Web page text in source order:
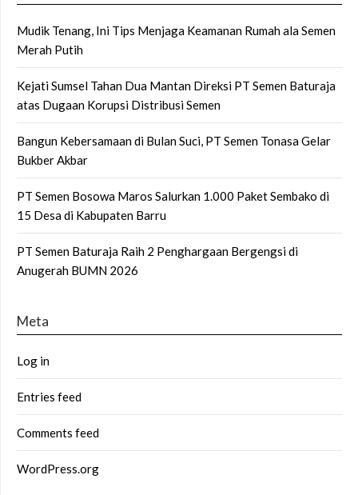
Mudik Tenang, Ini Tips Menjaga Keamanan Rumah ala Semen
Merah Putih
Kejati Sumsel Tahan Dua Mantan Direksi PT Semen Baturaja
atas Dugaan Korupsi Distribusi Semen
Bangun Kebersamaan di Bulan Suci, PT Semen Tonasa Gelar
Bukber Akbar
PT Semen Bosowa Maros Salurkan 1.000 Paket Sembako di
15 Desa di Kabupaten Barru
PT Semen Baturaja Raih 2 Penghargaan Bergengsi di
Anugerah BUMN 2026
Meta
Log in
Entries feed
Comments feed
WordPress.org